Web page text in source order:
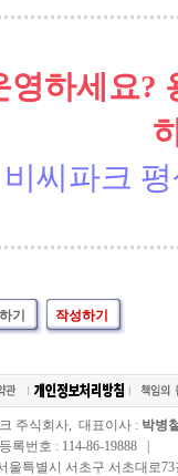
영하세요?
비씨파크
기 작성하기
주식회사, 대표이사 : 박병
록번호 : 114-86-19888 |
울특별시 서초구 서초대로73